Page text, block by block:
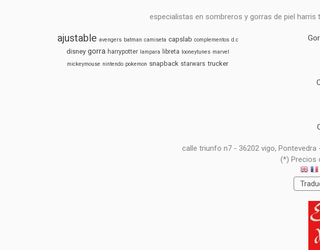
especialistas en sombreros y gorras de piel
ajustable avengers batman camiseta capslab complementos d.c
disney gorra harrypotter lampara libreta looneytunes marvel
mickeymouse nintendo pokemon snapback starwars trucker
calle triunfo n7 - 36202 vigo,
(*) Precios